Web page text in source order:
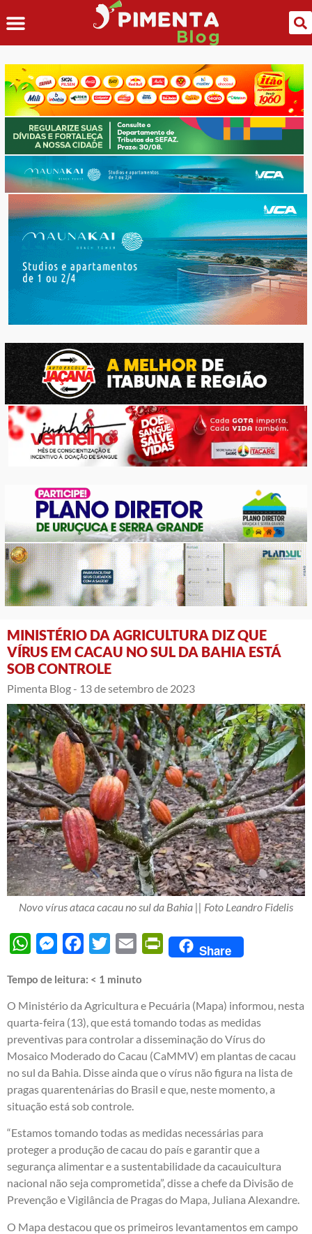
MINISTÉRIO DA AGRICULTURA DIZ QUE
VÍRUS EM CACAU NO SUL DA BAHIA ESTÁ
SOB CONTROLE
Pimenta Blog - 13 de setembro de 2023
Novo vírus ataca cacau no sul da Bahia || Foto Leandro Fidelis
WhatsAppMessengerFacebook
Twitter Email PrintFriendly
Share
Tempo de leitura: < 1 minuto
O Ministério da Agricultura e Pecuária (Mapa) informou, nesta
quarta-feira (13), que está tomando todas as medidas
preventivas para controlar a disseminação do Vírus do
Mosaico Moderado do Cacau (CaMMV) em plantas de cacau
no sul da Bahia. Disse ainda que o vírus não figura na lista de
pragas quarentenárias do Brasil e que, neste momento, a
situação está sob controle.
“Estamos tomando todas as medidas necessárias para
proteger a produção de cacau do país e garantir que a
segurança alimentar e a sustentabilidade da cacauicultura
nacional não seja comprometida”, disse a chefe da Divisão de
Prevenção e Vigilância de Pragas do Mapa, Juliana Alexandre.
O Mapa destacou que os primeiros levantamentos em campo